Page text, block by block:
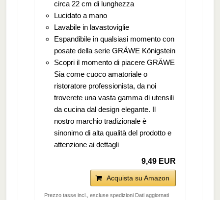
circa 22 cm di lunghezza
Lucidato a mano
Lavabile in lavastoviglie
Espandibile in qualsiasi momento con
posate della serie GRÄWE Königstein
Scopri il momento di piacere GRÄWE
Sia come cuoco amatoriale o
ristoratore professionista, da noi
troverete una vasta gamma di utensili
da cucina dal design elegante. Il
nostro marchio tradizionale è
sinonimo di alta qualità del prodotto e
attenzione ai dettagli
9,49 EUR
Acquista su Amazon
Prezzo tasse incl., escluse spedizioni Dati aggiornati